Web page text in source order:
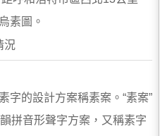
素圖。
況
字的設計方案稱素案。“素案”
拼音形聲字方案，又稱素字